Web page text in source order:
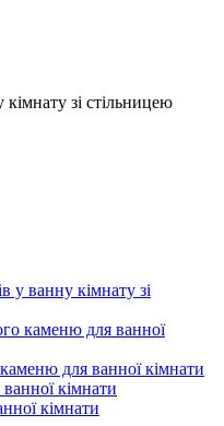
зі стільницею
у ванну кімнату зі
каменю для ванної
для ванної кімнати
кімнати
кімнати